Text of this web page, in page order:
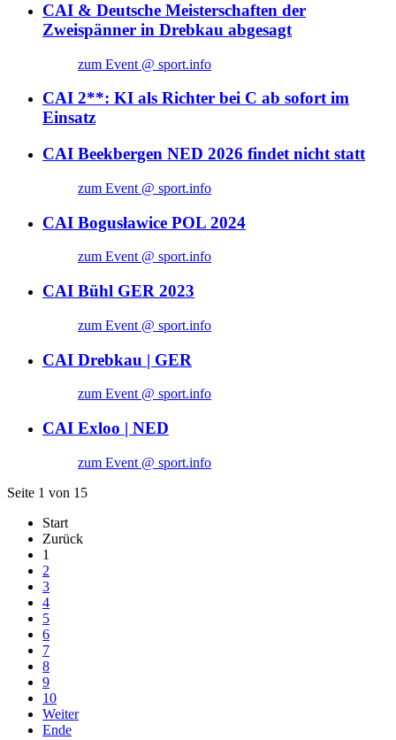
CAI & Deutsche Meisterschaften der
Zweispänner in Drebkau abgesagt
zum Event @ sport.info
CAI 2**: KI als Richter bei C ab sofort im
Einsatz
CAI Beekbergen NED 2026 findet nicht statt
zum Event @ sport.info
CAI Bogusławice POL 2024
zum Event @ sport.info
CAI Bühl GER 2023
zum Event @ sport.info
CAI Drebkau | GER
zum Event @ sport.info
CAI Exloo | NED
zum Event @ sport.info
Seite 1 von 15
Start
Zurück
1
2
3
4
5
6
7
8
9
10
Weiter
Ende